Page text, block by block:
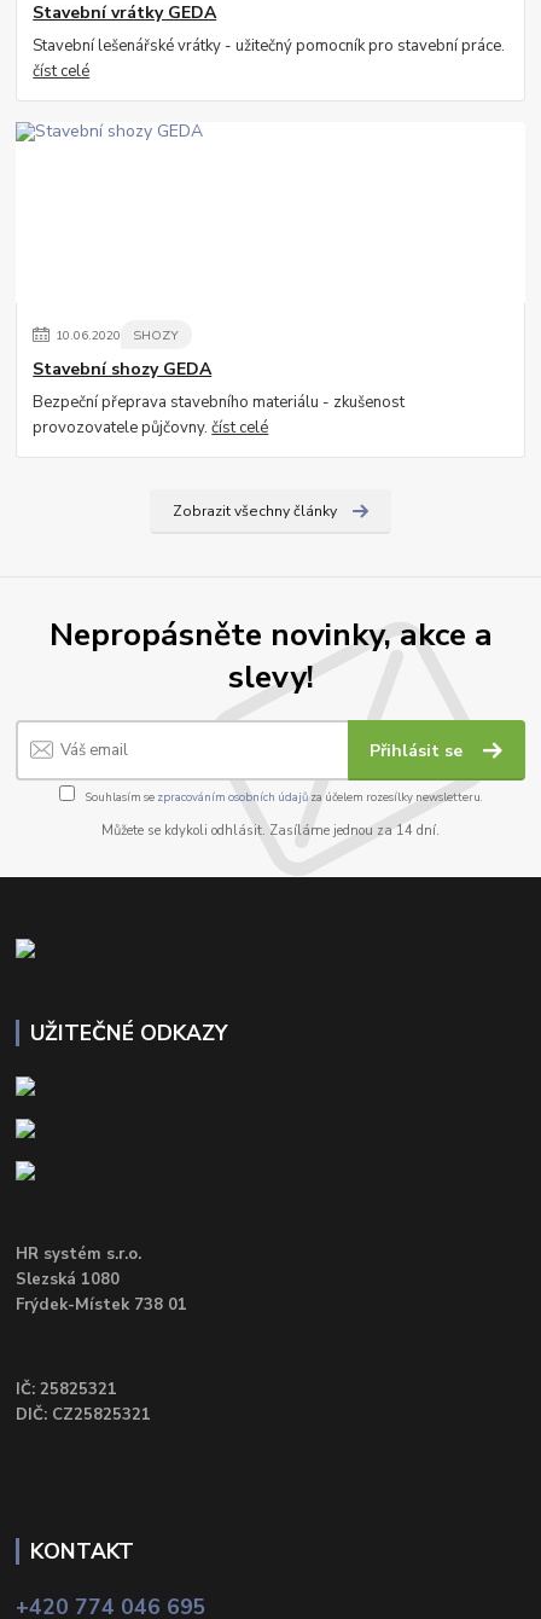
Stavební vrátky GEDA
Stavební lešenářské vrátky - užitečný pomocník pro stavební práce.
číst celé
10.06.2020 SHOZY
Stavební shozy GEDA
Bezpeční přeprava stavebního materiálu - zkušenost
provozovatele půjčovny.číst celé
Zobrazit všechny články
Nepropásněte novinky, akce a
slevy!
Přihlásit se
Souhlasím se zpracováním osobních údajůza účelem rozesílky newsletteru.
Můžete se kdykoli odhlásit. Zasíláme jednou za 14 dní.
UŽITEČNÉ ODKAZY
HR systém s.r.o.
Slezská 1080
Frýdek-Místek 738 01
IČ: 25825321
DIČ: CZ25825321
KONTAKT
+420 774 046 695